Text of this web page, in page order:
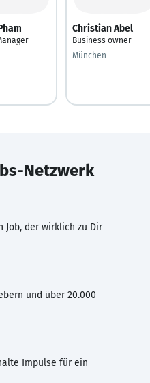
Christian Abel
Business owner
München
Netzwerk
Job, der wirklich zu Dir
und über 20.000
Impulse für ein